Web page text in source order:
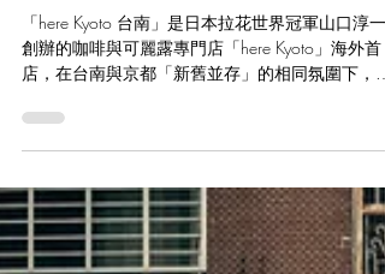
here Kyoto 台南｜融入古城生活
的日常咖啡光景
「here Kyoto 台南」是日本拉花世界冠軍山口淳一
創辦的咖啡與可麗露專門店「here Kyoto」海外首
店，在台南與京都「新舊並存」的相同氛圍下，透
過台日團隊夥伴的相互合作，融入品牌獨到的美感
與尊重文化的精神，開展出屬於台南獨特有趣的複
合式咖啡空間。